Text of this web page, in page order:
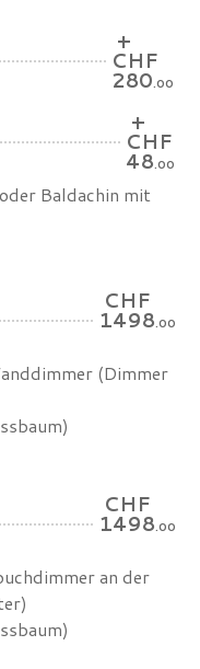
+
CHF
280.00
+
CHF
48 .00
Baldachin mit
CHF
1498 .00
(Dimmer
CHF
1498 .00
an der